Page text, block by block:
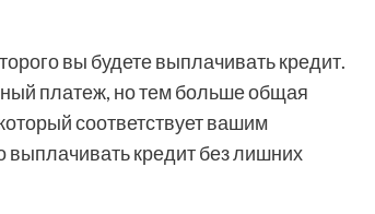
вы будете выплачивать кредит.
платеж, но тем больше общая
соответствует вашим
кредит без лишних